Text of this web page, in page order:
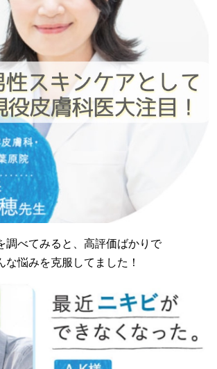
調べてみると、高評価ばかりで
な悩みを克服してました！